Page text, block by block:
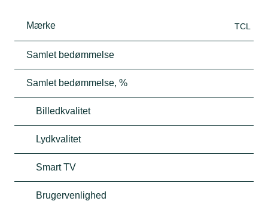
Mærke TCL
Samlet bedømmelse
Samlet bedømmelse, %
Billedkvalitet
Lydkvalitet
Smart TV
Brugervenlighed